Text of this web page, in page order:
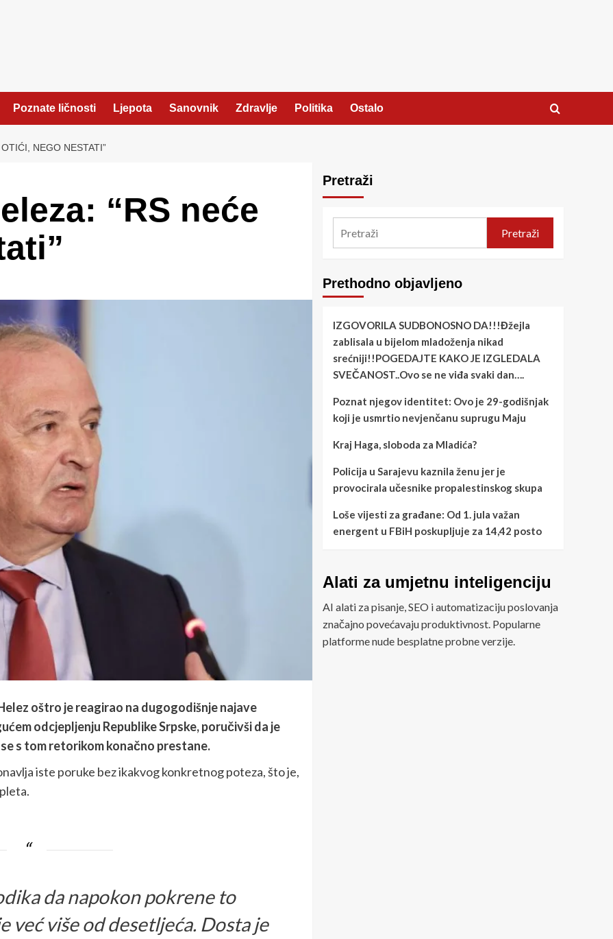
Poznate ličnosti Ljepota Sanovnik Zdravlje Politika Ostalo
NEGO NESTATI”
“RS neće
oštro je reagirao na dugogodišnje najave
odcjepljenju Republike Srpske, poručivši da je
s tom retorikom konačno prestane.
iste poruke bez ikakvog konkretnog poteza, što je,
da napokon pokrene to
već više od desetljeća. Dosta je
Pretraži
Pretraži
Prethodno objavljeno
IZGOVORILA SUDBONOSNO DA!!!Đžejla
zablisala u bijelom mladoženja nikad
srećniji!!POGEDAJTE KAKO JE IZGLEDALA
SVEČANOST..Ovo se ne viđa svaki dan….
Poznat njegov identitet: Ovo je 29-godišnjak
koji je usmrtio nevjenčanu suprugu Maju
Kraj Haga, sloboda za Mladića?
Policija u Sarajevu kaznila ženu jer je
provocirala učesnike propalestinskog skupa
Loše vijesti za građane: Od 1. jula važan
energent u FBiH poskupljuje za 14,42 posto
Alati za umjetnu inteligenciju
AI alati za pisanje, SEO i automatizaciju poslovanja
značajno povećavaju produktivnost. Popularne
platforme nude besplatne probne verzije.